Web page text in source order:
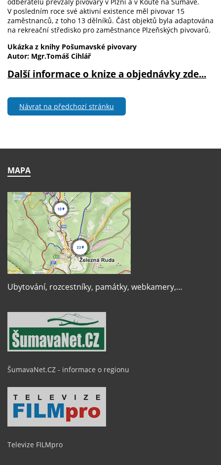
V posledním roce své aktivní existence měl pivovar 15
zaměstnanců, z toho 13 dělníků. Část objektů byla adaptována
na rekreační středisko pro zaměstnance Plzeňských pivovarů.
Ukázka z knihy Pošumavské pivovary
Autor: Mgr.Tomáš Cihlář
Další informace o knize a objednávky zde...
Návrat na předchozí stránku
MAPA
Ubytování, rozcestníky, památky, webkamery,…
ŠumavaNet.CZ - informace o regionu
Televize FILMpro